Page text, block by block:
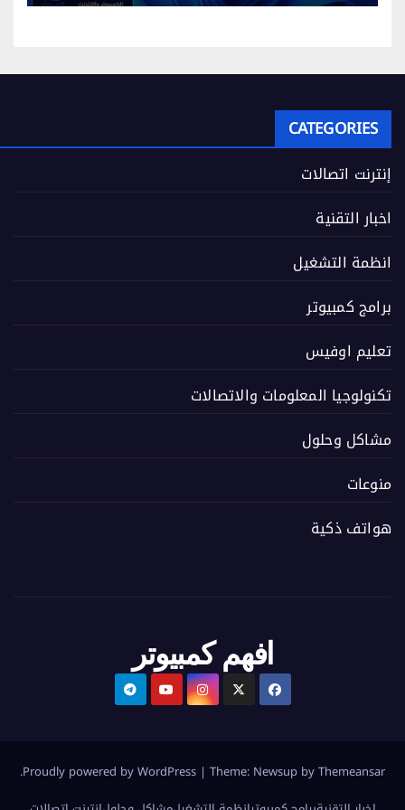
CATEGORIES
إنترنت اتصالات
اخبار التقنية
انظمة التشغيل
برامج كمبيوتر
تعليم اوفيس
تكنولوجيا المعلومات والاتصالات
مشاكل وحلول
منوعات
هواتف ذكية
افهم كمبيوتر
Proudly powered by WordPress | Theme: Newsup byThemeansar
.